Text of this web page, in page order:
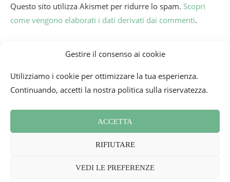
Gestire il consenso ai cookie
Utilizziamo i cookie per ottimizzare la tua esperienza.
Continuando, accetti la nostra politica sulla riservatezza.
ACCETTA
RIFIUTARE
VEDI LE PREFERENZE
Questo sito utilizza Akismet per ridurre lo spam. Scopri
come vengono elaborati i dati derivati dai commenti.
Politica sui cookie (UE) Rassegna Stampa
2026 - Mademoiselle Bon Plan